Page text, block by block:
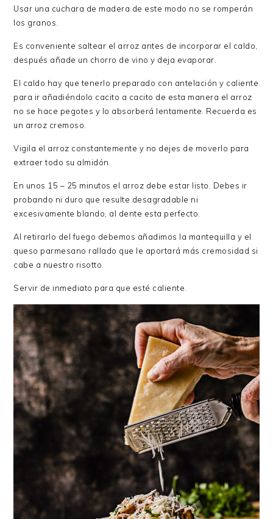
Usar una cuchara de madera de este modo no se romperán
los granos.
Es conveniente saltear el arroz antes de incorporar el caldo,
después añade un chorro de vino y deja evaporar.
El caldo hay que tenerlo preparado con antelación y caliente
para ir añadiéndolo cacito a cacito de esta manera el arroz
no se hace pegotes y lo absorberá lentamente. Recuerda es
un arroz cremoso.
Vigila el arroz constantemente y no dejes de moverlo para
extraer todo su almidón.
En unos 15 – 25 minutos el arroz debe estar listo. Debes ir
probando ni duro que resulte desagradable ni
excesivamente blando, al dente esta perfecto.
Al retirarlo del fuego debemos añadimos la mantequilla y el
queso parmesano rallado que le aportará más cremosidad si
cabe a nuestro risotto.
Servir de inmediato para que esté caliente.